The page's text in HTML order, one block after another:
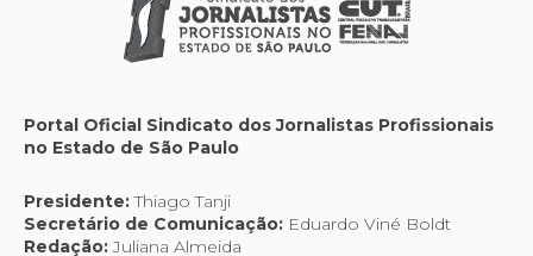
Portal Oficial Sindicato dos Jornalistas Profissionais
no Estado de São Paulo
Presidente:Thiago Tanji
Secretário de Comunicação: Eduardo Viné Boldt
Redação:Juliana Almeida